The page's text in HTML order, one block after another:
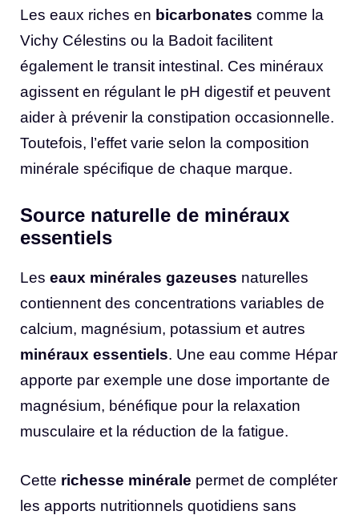
Les eaux riches en bicarbonates comme la
Vichy Célestins ou la Badoit facilitent
également le transit intestinal. Ces minéraux
agissent en régulant le pH digestif et peuvent
aider à prévenir la constipation occasionnelle.
Toutefois, l’effet varie selon la composition
minérale spécifique de chaque marque.
Source naturelle de minéraux
essentiels
Les eaux minérales gazeuses naturelles
contiennent des concentrations variables de
calcium, magnésium, potassium et autres
minéraux essentiels. Une eau comme Hépar
apporte par exemple une dose importante de
magnésium, bénéfique pour la relaxation
musculaire et la réduction de la fatigue.
Cette richesse minérale permet de compléter
les apports nutritionnels quotidiens sans